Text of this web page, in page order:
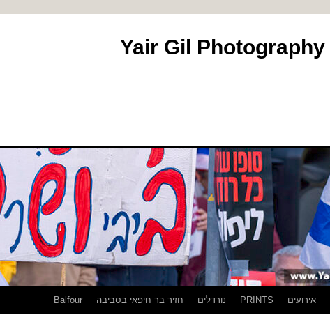
אירועים PRINTS נורדלים חזיר בר חיפאי בסביבה Balfour